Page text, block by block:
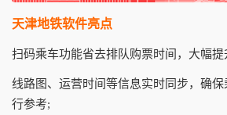
天津地铁软件亮点
扫码乘车功能省去排队购票时间，大幅提
线路图、运营时间等信息实时同步，确
行参考;